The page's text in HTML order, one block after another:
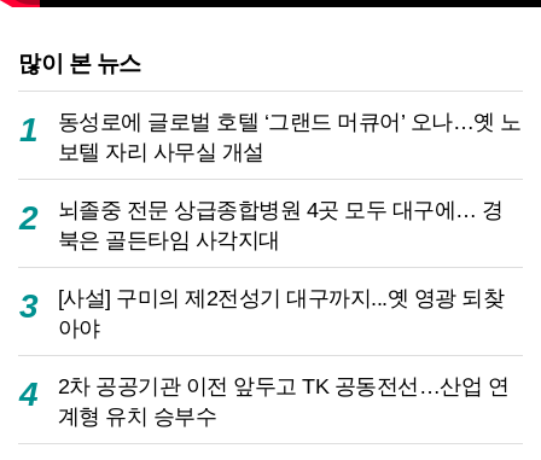
많이 본 뉴스
1
동성로에 글로벌 호텔 ‘그랜드 머큐어’ 오나…옛 노
보텔 자리 사무실 개설
2
뇌졸중 전문 상급종합병원 4곳 모두 대구에… 경
북은 골든타임 사각지대
3
[사설] 구미의 제2전성기 대구까지...옛 영광 되찾
아야
4
2차 공공기관 이전 앞두고 TK 공동전선…산업 연
계형 유치 승부수